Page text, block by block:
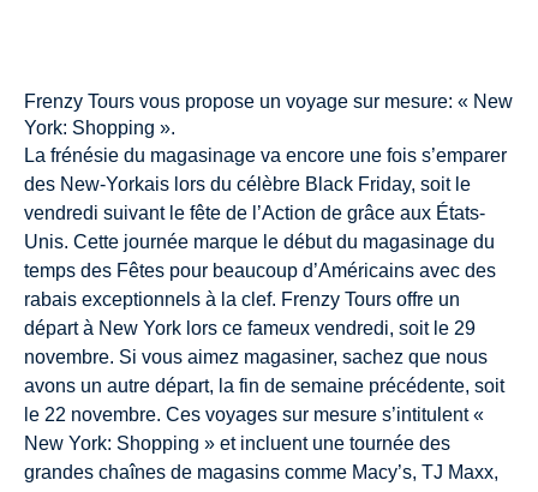
Frenzy Tours vous propose un voyage sur mesure: « New
York: Shopping ».
La frénésie du magasinage va encore une fois s’emparer
des New-Yorkais lors du célèbre Black Friday, soit le
vendredi suivant le fête de l’Action de grâce aux États-
Unis. Cette journée marque le début du magasinage du
temps des Fêtes pour beaucoup d’Américains avec des
rabais exceptionnels à la clef. Frenzy Tours offre un
départ à New York lors ce fameux vendredi, soit le 29
novembre. Si vous aimez magasiner, sachez que nous
avons un autre départ, la fin de semaine précédente, soit
le 22 novembre. Ces voyages sur mesure s’intitulent «
New York: Shopping » et incluent une tournée des
grandes chaînes de magasins comme Macy’s, TJ Maxx,